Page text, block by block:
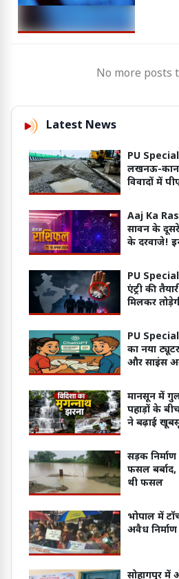
No more posts
Latest News
PU
लखनऊ-
विवादों में
के पास
Aaj Ka
सावन के
के दरवाजे!
PU
एंट्री की
मिलकर
PU
का नया
और साइंस
मानसून में
पहाड़ों के
ने बढ़ाई
सड़क
फसल बर्बाद,
थी फसल
भोपाल में
अवैध
सोहागपुर में